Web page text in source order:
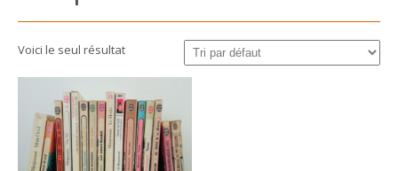
Voici le seul résultat